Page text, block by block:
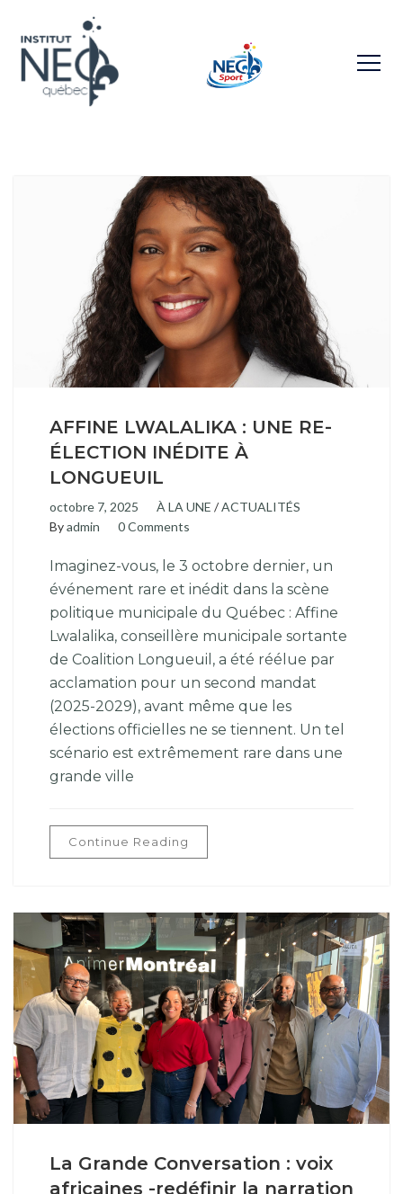
AFFINE LWALALIKA : UNE RE-
ÉLECTION INÉDITE À
LONGUEUIL
octobre 7, 2025 À LA UNE /ACTUALITÉS
Byadmin 0 Comments
Imaginez-vous, le 3 octobre dernier, un
événement rare et inédit dans la scène
politique municipale du Québec : Affine
Lwalalika, conseillère municipale sortante
de Coalition Longueuil, a été réélue par
acclamation pour un second mandat
(2025-2029), avant même que les
élections officielles ne se tiennent. Un tel
scénario est extrêmement rare dans une
grande ville
Continue Reading
La Grande Conversation : voix
africaines -redéfinir la narration